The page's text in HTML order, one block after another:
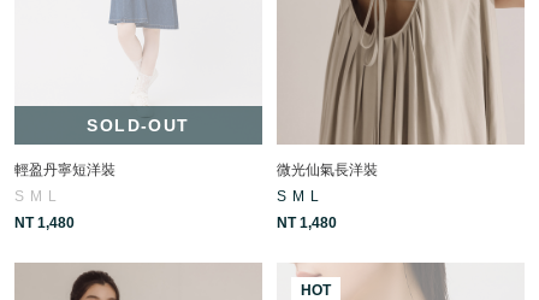
SOLD-OUT
輕盈丹寧短洋裝
S M L
NT 1,480
微光仙氣長洋裝
S M L
NT 1,480
HOT